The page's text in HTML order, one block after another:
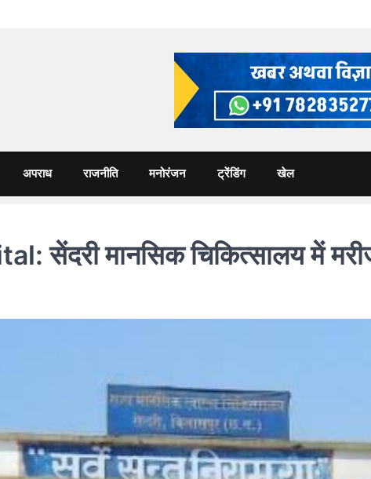
अपराध राजनीति मनोरंजन ट्रेंडिंग खेल
सेंदरी मानसिक चिकित्सालय में